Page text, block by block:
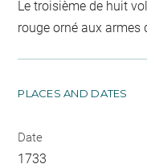
Le troisième de huit
rouge orné aux armes
PLACES AND DATES
Date
1733